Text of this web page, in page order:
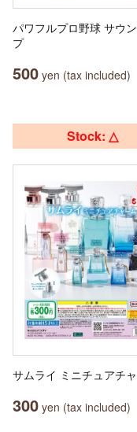
パワフルプロ野球 サウ
プ
500 yen (tax included)
Stock: △
サムライ ミニチュアチ
300 yen (tax included)